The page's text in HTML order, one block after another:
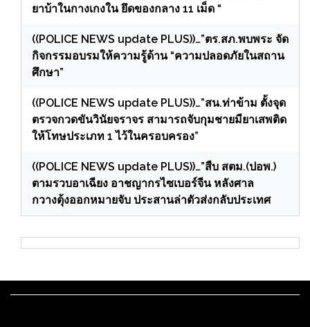
ยาบ้าในกางเกงใน ยึดของกลาง 11 เม็ด “
((POLICE NEWS update PLUS))…”ตร.สภ.พบพระ จัด
กิจกรรมอบรมให้ความรู้ด้าน “ความปลอดภัยในสถาน
ศึกษา”
((POLICE NEWS update PLUS))…”สน.ท่าข้าม ตั้งจุด
ตรวจกวดขันวินัยจราจร สามารถจับกุมชายมียาเสพติด
ให้โทษประเภท 1 ไว้ในครอบครอง”
((POLICE NEWS update PLUS))…”สืบ สตม.(ปอพ.)
ตามรวบอาเฉียง อาชญากรไซเบอร์จีน หลังศาล
กวางตุ้งออกหมายจับ ประสานล่าตัวส่งกลับประเทศ